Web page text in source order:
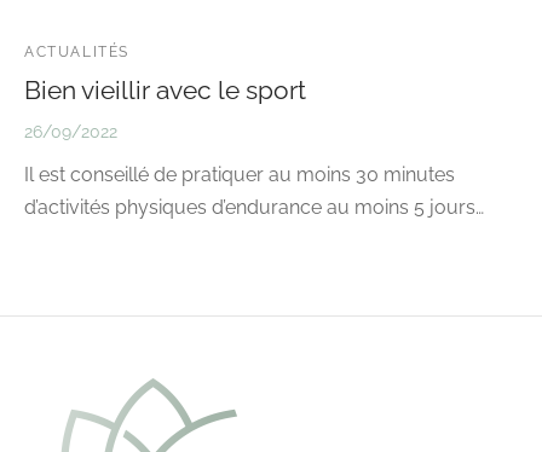
ACTUALITÉS
Bien vieillir avec le sport
26/09/2022
Il est conseillé de pratiquer au moins 30 minutes
d’activités physiques d’endurance au moins 5 jours…